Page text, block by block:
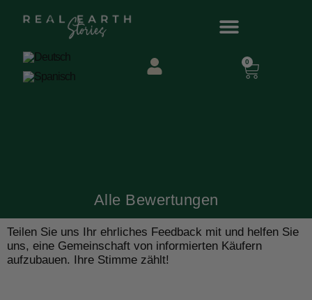
0
Alle Bewertungen
Teilen Sie uns Ihr ehrliches Feedback mit und helfen Sie
uns, eine Gemeinschaft von informierten Käufern
aufzubauen. Ihre Stimme zählt!